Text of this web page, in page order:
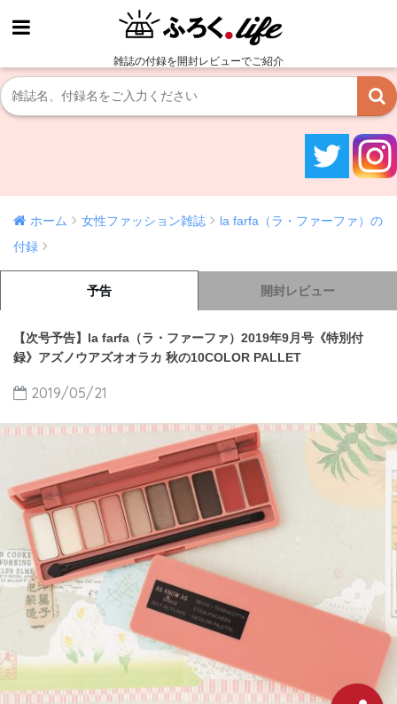
雑誌の付録を開封レビューでご紹介
ホーム 女性ファッション雑誌
la farfa（ラ・ファーファ）の
付録
予告 開封レビュー
【次号予告】la farfa（ラ・ファーファ）2019年9月号《特別付
録》アズノウアズオオラカ 秋の10COLOR PALLET
2019/05/21